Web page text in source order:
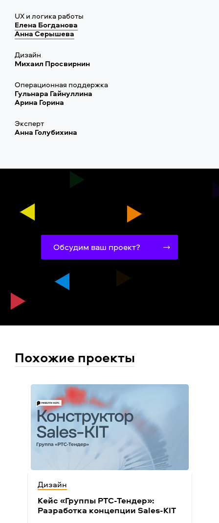
UX и логика работы
Елена Богданова
Анна Серышева
Дизайн
Михаил Просвирнин
Операционная поддержка
Гульнара Гайнуллина
Арина Горина
Эксперт
Анна Голубихина
Обсудим ваш проект?
Похожие проекты
Дизайн
Кейс «Группы РТС-Тендер»:
Разработка концепции Sales-KIT